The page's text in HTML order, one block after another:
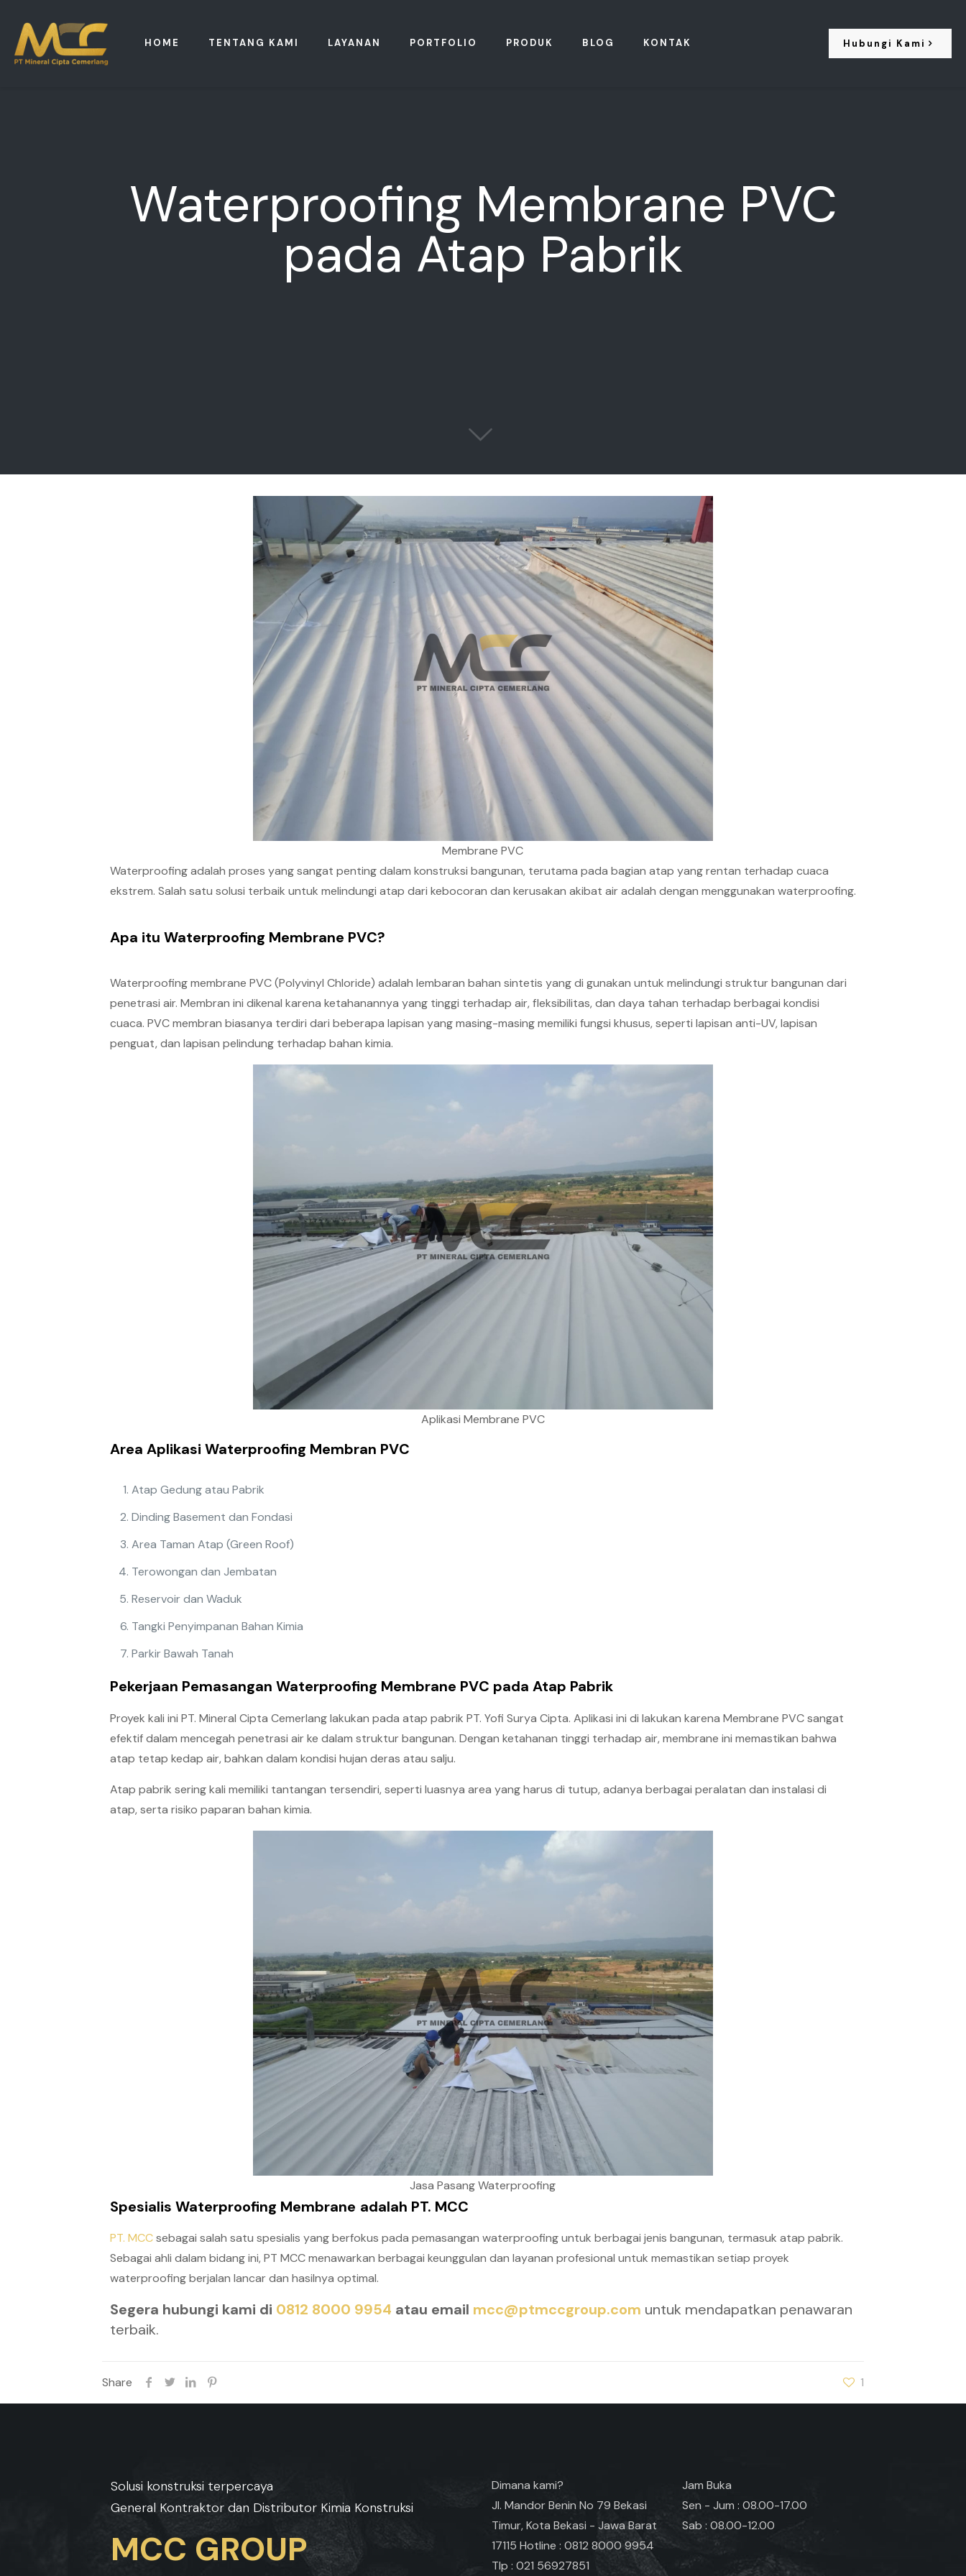
HOME TENTANG KAMI LAYANAN PORTFOLIO PRODUK BLOG KONTAK Hubungi Kami
Waterproofing Membrane PVC
pada Atap Pabrik
Membrane PVC
Waterproofing adalah proses yang sangat penting dalam konstruksi bangunan, terutama pada bagian atap yang rentan terhadap cuaca
ekstrem. Salah satu solusi terbaik untuk melindungi atap dari kebocoran dan kerusakan akibat air adalah dengan menggunakan waterproofing.
Apa itu Waterproofing Membrane PVC?
Waterproofing membrane PVC (Polyvinyl Chloride) adalah lembaran bahan sintetis yang di gunakan untuk melindungi struktur bangunan dari
penetrasi air. Membran ini dikenal karena ketahanannya yang tinggi terhadap air, fleksibilitas, dan daya tahan terhadap berbagai kondisi
cuaca. PVC membran biasanya terdiri dari beberapa lapisan yang masing-masing memiliki fungsi khusus, seperti lapisan anti-UV, lapisan
penguat, dan lapisan pelindung terhadap bahan kimia.
Aplikasi Membrane PVC
Area Aplikasi Waterproofing Membran PVC
Atap Gedung atau Pabrik
Dinding Basement dan Fondasi
Area Taman Atap (Green Roof)
Terowongan dan Jembatan
Reservoir dan Waduk
Tangki Penyimpanan Bahan Kimia
Parkir Bawah Tanah
Pekerjaan Pemasangan Waterproofing Membrane PVC pada Atap Pabrik
Proyek kali ini PT. Mineral Cipta Cemerlang lakukan pada atap pabrik PT. Yofi Surya Cipta. Aplikasi ini di lakukan karena Membrane PVC sangat
efektif dalam mencegah penetrasi air ke dalam struktur bangunan. Dengan ketahanan tinggi terhadap air, membrane ini memastikan bahwa
atap tetap kedap air, bahkan dalam kondisi hujan deras atau salju.
Atap pabrik sering kali memiliki tantangan tersendiri, seperti luasnya area yang harus di tutup, adanya berbagai peralatan dan instalasi di
atap, serta risiko paparan bahan kimia.
Jasa Pasang Waterproofing
Spesialis Waterproofing Membrane adalah PT. MCC
PT. MCCsebagai salah satu spesialis yang berfokus pada pemasangan waterproofing untuk berbagai jenis bangunan, termasuk atap pabrik.
Sebagai ahli dalam bidang ini, PT MCC menawarkan berbagai keunggulan dan layanan profesional untuk memastikan setiap proyek
waterproofing berjalan lancar dan hasilnya optimal.
Segera hubungi kami di 0812 8000 9954 atau email mcc@ptmccgroup.com untuk mendapatkan penawaran
terbaik.
Share 1
Solusi konstruksi terpercaya
General Kontraktor dan Distributor Kimia Konstruksi
MCC GROUP
Dimana kami?
Jl. Mandor Benin No 79 Bekasi
Timur, Kota Bekasi - Jawa Barat
17115 Hotline : 0812 8000 9954
Tlp : 021 56927851
Jam Buka
Sen - Jum : 08.00-17.00
Sab : 08.00-12.00